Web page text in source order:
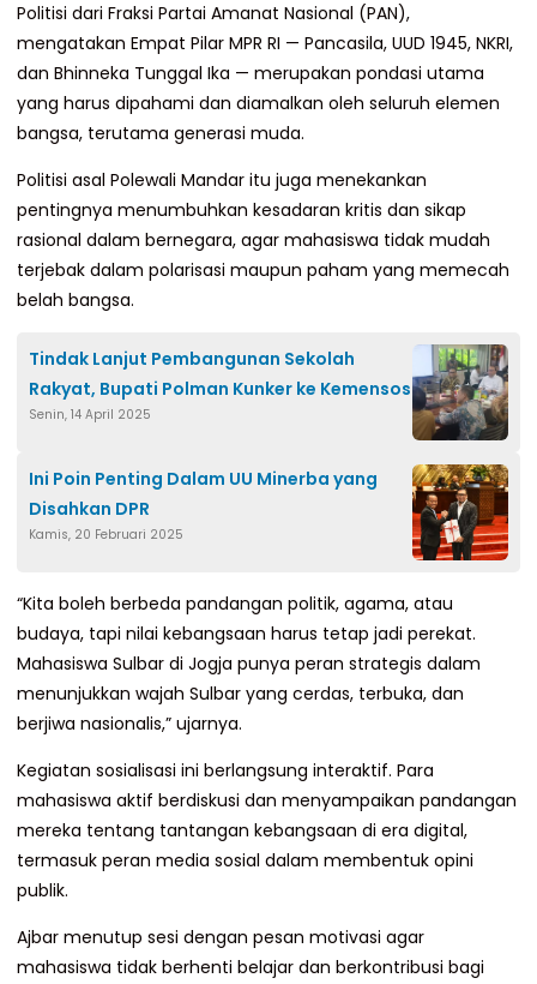
Politisi dari Fraksi Partai Amanat Nasional (PAN),
mengatakan Empat Pilar MPR RI — Pancasila, UUD 1945, NKRI,
dan Bhinneka Tunggal Ika — merupakan pondasi utama
yang harus dipahami dan diamalkan oleh seluruh elemen
bangsa, terutama generasi muda.
Politisi asal Polewali Mandar itu juga menekankan
pentingnya menumbuhkan kesadaran kritis dan sikap
rasional dalam bernegara, agar mahasiswa tidak mudah
terjebak dalam polarisasi maupun paham yang memecah
belah bangsa.
Tindak Lanjut Pembangunan Sekolah
Rakyat, Bupati Polman Kunker ke Kemensos
Senin, 14 April 2025
Ini Poin Penting Dalam UU Minerba yang
Disahkan DPR
Kamis, 20 Februari 2025
“Kita boleh berbeda pandangan politik, agama, atau
budaya, tapi nilai kebangsaan harus tetap jadi perekat.
Mahasiswa Sulbar di Jogja punya peran strategis dalam
menunjukkan wajah Sulbar yang cerdas, terbuka, dan
berjiwa nasionalis,” ujarnya.
Kegiatan sosialisasi ini berlangsung interaktif. Para
mahasiswa aktif berdiskusi dan menyampaikan pandangan
mereka tentang tantangan kebangsaan di era digital,
termasuk peran media sosial dalam membentuk opini
publik.
Ajbar menutup sesi dengan pesan motivasi agar
mahasiswa tidak berhenti belajar dan berkontribusi bagi